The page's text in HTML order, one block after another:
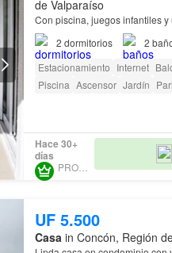
de Valparaíso
Con piscina, juegos infantiles
2 dormitorios 2
Estacionamiento Internet
Piscina Ascensor Jardín
Hace 30+
días
PROURBE
UF 5.500
Casa in Concón, Región